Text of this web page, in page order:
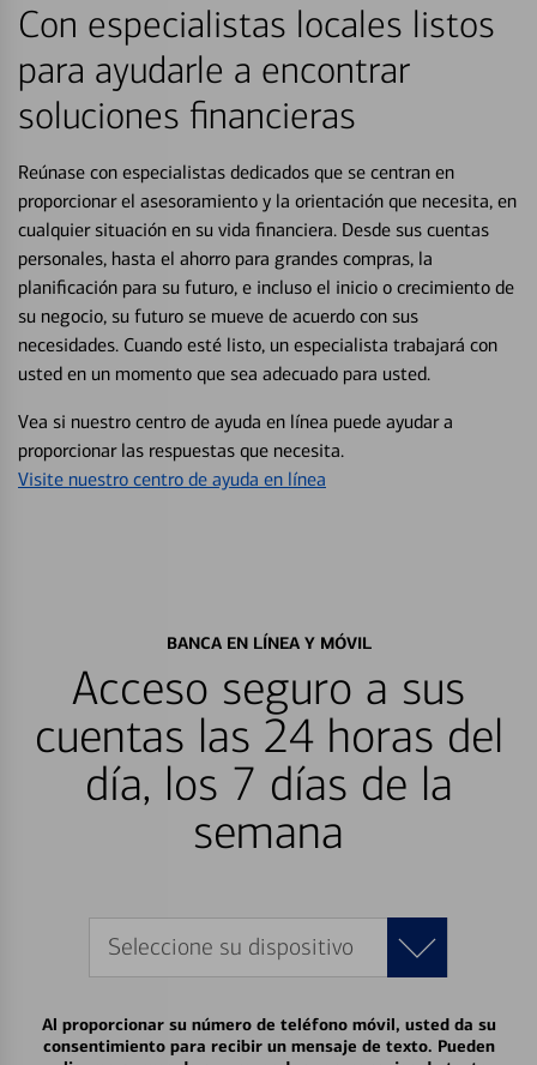
Con especialistas locales listos
para ayudarle a encontrar
soluciones financieras
Reúnase con especialistas dedicados que se centran en
proporcionar el asesoramiento y la orientación que necesita, en
cualquier situación en su vida financiera. Desde sus cuentas
personales, hasta el ahorro para grandes compras, la
planificación para su futuro, e incluso el inicio o crecimiento de
su negocio, su futuro se mueve de acuerdo con sus
necesidades. Cuando esté listo, un especialista trabajará con
usted en un momento que sea adecuado para usted.
Vea si nuestro centro de ayuda en línea puede ayudar a
proporcionar las respuestas que necesita.
Visite nuestro centro de ayuda en línea
BANCA EN LÍNEA Y MÓVIL
Acceso seguro a sus
cuentas las 24 horas del
día, los 7 días de la
semana
Seleccione su dispositivo
Al proporcionar su número de teléfono móvil, usted da su
consentimiento para recibir un mensaje de texto. Pueden